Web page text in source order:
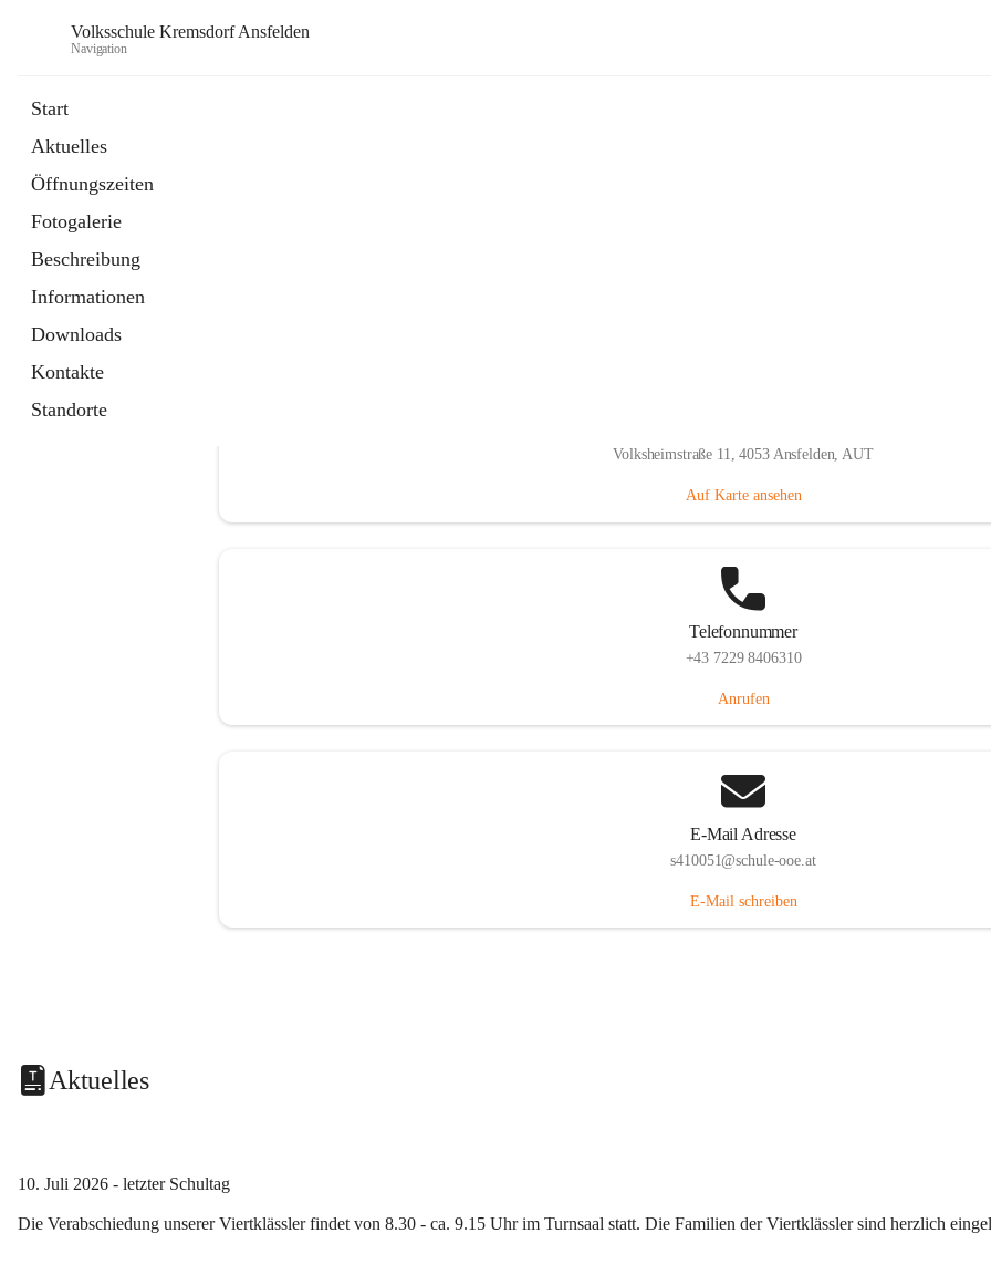
Volksschule Kremsdorf Ansfelden
Navigation
Start
Aktuelles
Öffnungszeiten
Fotogalerie
Beschreibung
Informationen
Downloads
Kontakte
Standorte
Volksheimstraße 11, 4053 Ansfelden, AUT
Auf Karte ansehen
Telefonnummer
+43 7229 8406310
Anrufen
E-Mail Adresse
s410051@schule-ooe.at
E-Mail schreiben
Aktuelles
10. Juli 2026 - letzter Schultag
Die Verabschiedung unserer Viertklässler findet von 8.30 - ca. 9.15 Uhr im Turnsaal statt. Die Familien der Viertklässler sind herzlich